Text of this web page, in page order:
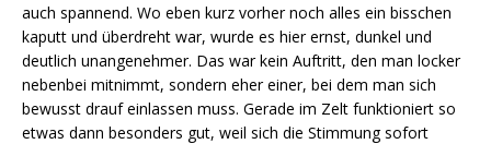
auch spannend. Wo eben kurz vorher noch alles ein bisschen
kaputt und überdreht war, wurde es hier ernst, dunkel und
deutlich unangenehmer. Das war kein Auftritt, den man locker
nebenbei mitnimmt, sondern eher einer, bei dem man sich
bewusst drauf einlassen muss. Gerade im Zelt funktioniert so
etwas dann besonders gut, weil sich die Stimmung sofort